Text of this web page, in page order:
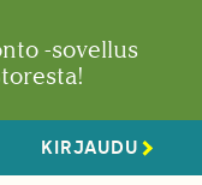
-sovellus
KIRJAUDU